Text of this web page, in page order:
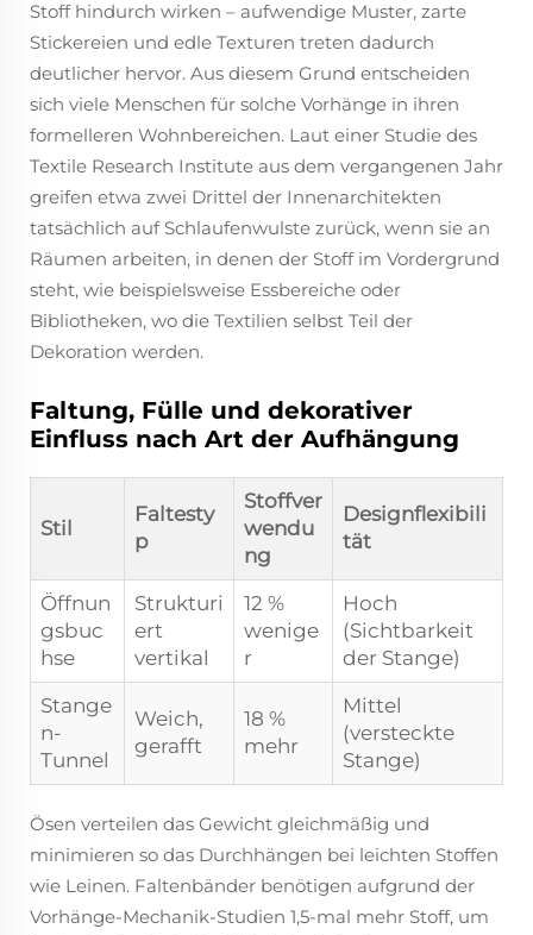
Stoff hindurch wirken – aufwendige Muster, zarte
Stickereien und edle Texturen treten dadurch
deutlicher hervor. Aus diesem Grund entscheiden
sich viele Menschen für solche Vorhänge in ihren
formelleren Wohnbereichen. Laut einer Studie des
Textile Research Institute aus dem vergangenen Jahr
greifen etwa zwei Drittel der Innenarchitekten
tatsächlich auf Schlaufenwulste zurück, wenn sie an
Räumen arbeiten, in denen der Stoff im Vordergrund
steht, wie beispielsweise Essbereiche oder
Bibliotheken, wo die Textilien selbst Teil der
Dekoration werden.
Faltung, Fülle und dekorativer
Einfluss nach Art der Aufhängung
Stil
Faltesty
p
Stoffver
wendu
ng
Designflexibili
tät
Öffnun
gsbuc
hse
Strukturi
ert
vertikal
12 %
wenige
r
Hoch
(Sichtbarkeit
der Stange)
Stange
n-
Tunnel
Weich,
gerafft
18 %
mehr
Mittel
(versteckte
Stange)
Ösen verteilen das Gewicht gleichmäßig und
minimieren so das Durchhängen bei leichten Stoffen
wie Leinen. Faltenbänder benötigen aufgrund der
Vorhänge-Mechanik-Studien 1,5-mal mehr Stoff, um